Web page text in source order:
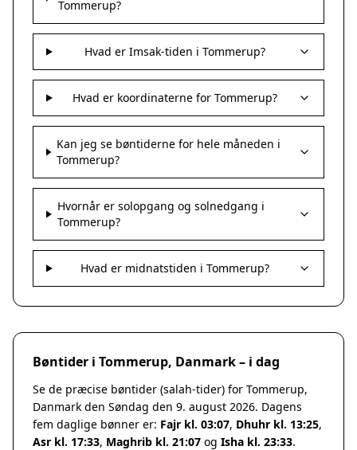
Tommerup?
Hvad er Imsak-tiden i Tommerup?
Hvad er koordinaterne for Tommerup?
Kan jeg se bøntiderne for hele måneden i
Tommerup?
Hvornår er solopgang og solnedgang i
Tommerup?
Hvad er midnatstiden i Tommerup?
Bøntider i Tommerup, Danmark – i dag
Se de præcise bøntider (salah-tider) for Tommerup,
Danmark den Søndag den 9. august 2026. Dagens
fem daglige bønner er: Fajr kl. 03:07, Dhuhr kl. 13:25,
Asr kl. 17:33, Maghrib kl. 21:07 og Isha kl. 23:33.